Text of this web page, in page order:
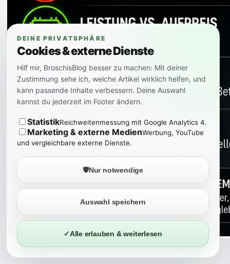
Mehr lesen
DEINE PRIVATSPHÄRE
Cookies & externe Dienste
Hilf mir, BroschisBlog besser zu machen: Mit deiner
Zustimmung sehe ich, welche Artikel wirklich helfen, und
kann passende Inhalte verbessern. Deine Auswahl
kannst du jederzeit im Footer ändern.
StatistikReichweitenmessung mit Google Analytics 4.
Marketing & externe MedienWerbung, YouTube
und vergleichbare externe Dienste.
🛡️Nur notwendige
Auswahl speichern
✓Alle erlauben & weiterlesen